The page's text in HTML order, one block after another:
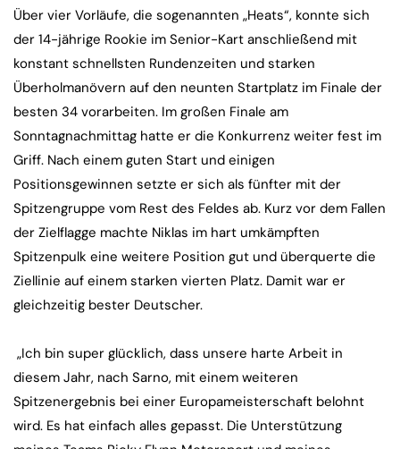
Über vier Vorläufe, die sogenannten „Heats“, konnte sich
der 14-jährige Rookie im Senior-Kart anschließend mit
konstant schnellsten Rundenzeiten und starken
Überholmanövern auf den neunten Startplatz im Finale der
besten 34 vorarbeiten. Im großen Finale am
Sonntagnachmittag hatte er die Konkurrenz weiter fest im
Griff. Nach einem guten Start und einigen
Positionsgewinnen setzte er sich als fünfter mit der
Spitzengruppe vom Rest des Feldes ab. Kurz vor dem Fallen
der Zielflagge machte Niklas im hart umkämpften
Spitzenpulk eine weitere Position gut und überquerte die
Ziellinie auf einem starken vierten Platz. Damit war er
gleichzeitig bester Deutscher.
„Ich bin super glücklich, dass unsere harte Arbeit in
diesem Jahr, nach Sarno, mit einem weiteren
Spitzenergebnis bei einer Europameisterschaft belohnt
wird. Es hat einfach alles gepasst. Die Unterstützung